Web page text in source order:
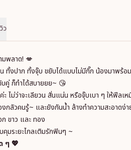
ว
พลาด! 💋
งปาก ทั้งจุ๊บ ขยับได้แบบไม่มีกั๊ก น้องมาพร้อม
บคู่ ก็ทำได้สบายยย~ 😘
ไม่ว่าจะเลียวน สั่นแน่น หรือจุ๊บเบา ๆ ให้ฟีลเ
งกลัวคนรู้~ และยังกันน้ำ ล้างทำความสะอาดง่า
ขาว และ ทอง
มระยะไกลเติมรักฟินๆ ~
ๆ 💖